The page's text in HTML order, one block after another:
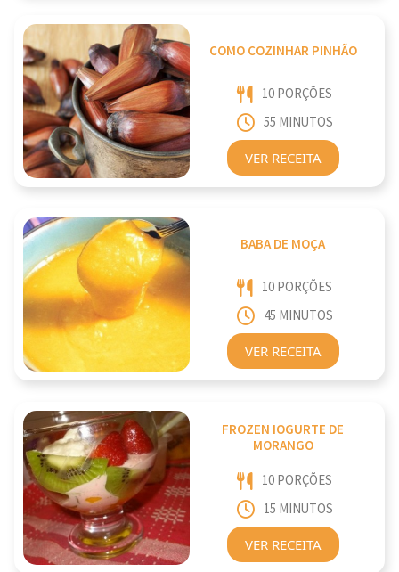
COMO COZINHAR PINHÃO
10 PORÇÕES
55 MINUTOS
VER RECEITA
BABA DE MOÇA
10 PORÇÕES
45 MINUTOS
VER RECEITA
FROZEN IOGURTE DE
MORANGO
10 PORÇÕES
15 MINUTOS
VER RECEITA